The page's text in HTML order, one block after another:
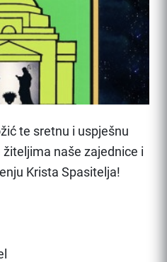
te sretnu i uspješnu
naše zajednice i
Krista Spasitelja!